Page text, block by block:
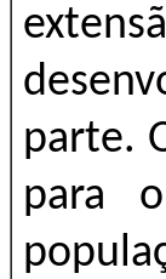
parte.
para